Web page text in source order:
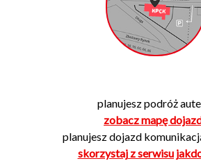
planujesz podróż
zobacz mapę
planujesz dojazd
skorzystaj z serwisu